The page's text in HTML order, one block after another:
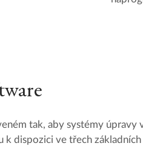
tak, aby systémy úpravy
k dispozici ve třech základních